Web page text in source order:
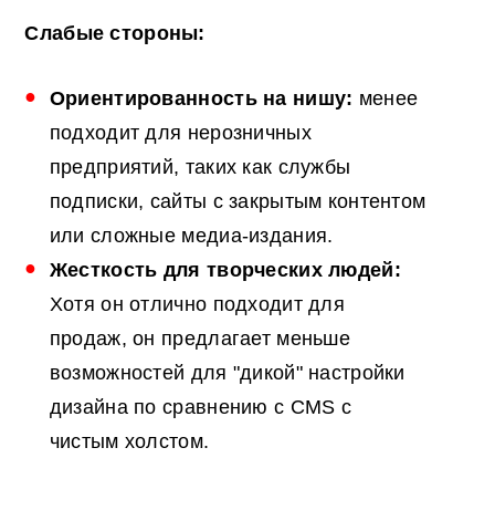
Слабые стороны:
Ориентированность на нишу: менее
подходит для нерозничных
предприятий, таких как службы
подписки, сайты с закрытым контентом
или сложные медиа-издания.
Жесткость для творческих людей:
Хотя он отлично подходит для
продаж, он предлагает меньше
возможностей для "дикой" настройки
дизайна по сравнению с CMS с
чистым холстом.